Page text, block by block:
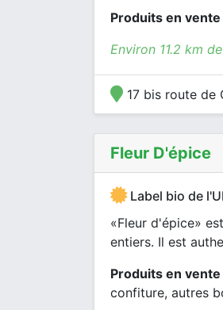
Produits en vente
Environ 11.2 km
17 bis route de
Fleur D'épice
Label bio de
«Fleur d'épice»
entiers. Il est
Produits en vente
confiture, autres